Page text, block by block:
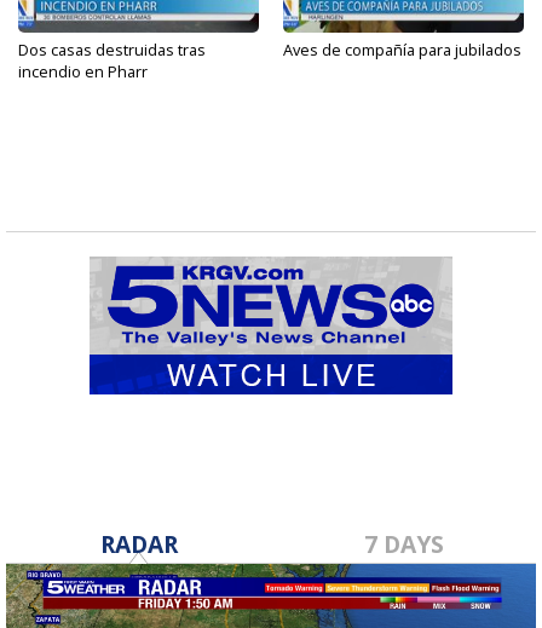
Dos casas destruidas tras
incendio en Pharr
Aves de compañía para jubilados
RADAR 7 DAYS